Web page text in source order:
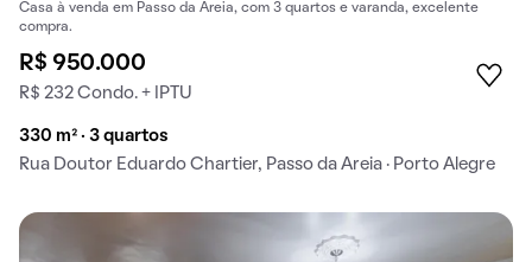
Casa à venda em Passo da Areia, com 3 quartos e varanda, excelente
compra.
R$ 950.000
R$ 232 Condo. + IPTU
330 m² · 3 quartos
Rua Doutor Eduardo Chartier, Passo da Areia · Porto Alegre